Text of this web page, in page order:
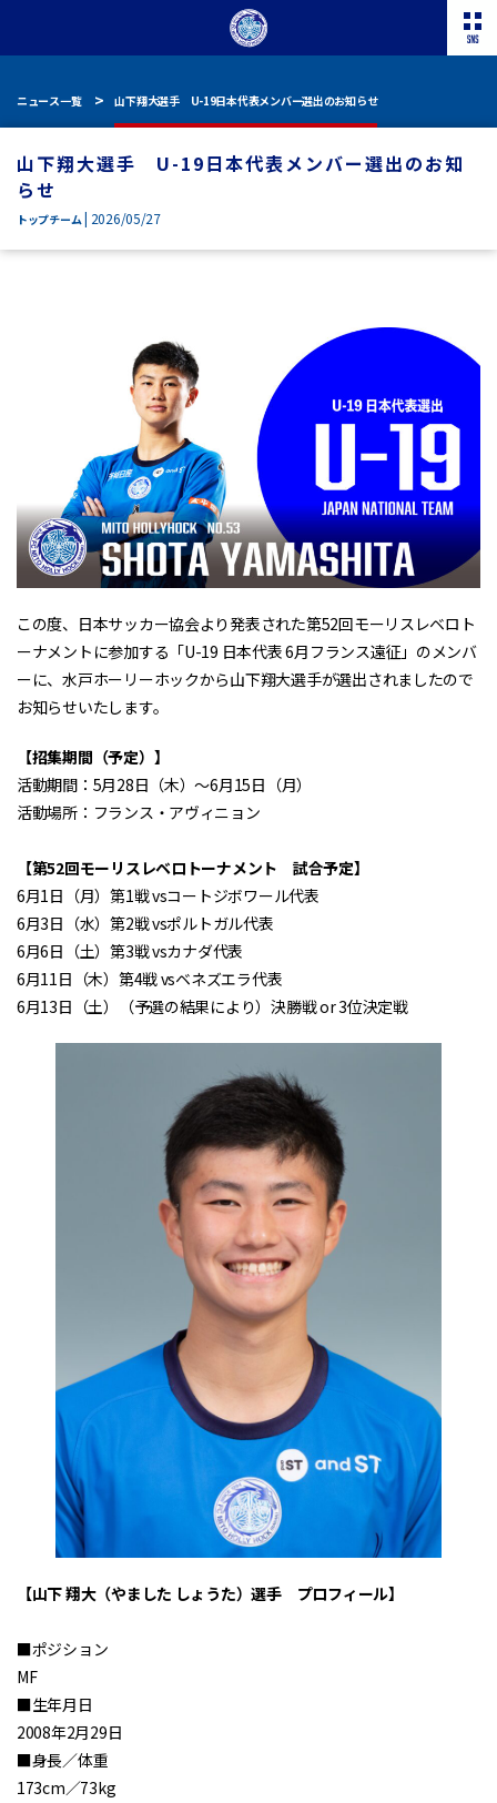
ニュース一覧 山下翔大選手 U-19日本代表メンバー選出のお知らせ
山下翔大選手 U-19日本代表メンバー選出のお知
らせ
トップチーム| 2026/05/27
この度、日本サッカー協会より発表された第52回モーリスレベロト
ーナメントに参加する「U-19 日本代表 6月フランス遠征」のメンバ
ーに、水戸ホーリーホックから山下翔大選手が選出されましたので
お知らせいたします。
【招集期間（予定）】
活動期間：5月28日（木）〜6月15日（月）
活動場所：フランス・アヴィニョン
【第52回モーリスレベロトーナメント
試合予定】
6月1日（月）第1戦 vsコートジボワール代表
6月3日（水）第2戦 vsポルトガル代表
6月6日（土）第3戦 vsカナダ代表
6月11日（木）第4戦 vsベネズエラ代表
6月13日（土）（予選の結果により）決勝戦 or 3位決定戦
【山下 翔大（やました しょうた）選手 プロフィール】
■ポジション
MF
■生年月日
2008年2月29日
■身長／体重
173cm／73kg